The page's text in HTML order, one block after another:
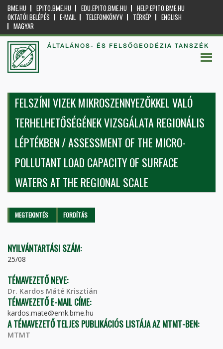
BME.HU EPITO.BME.HU EDU.EPITO.BME.HU
HELP.EPITO.BME.HU
OKTATÓI BELÉPÉS
E-MAIL TELEFONKÖNYV TÉRKÉP
ENGLISH
MAGYAR
ÁLTALÁNOS- ÉS FELSŐGEODÉZIA TANSZÉK
FELSZÍNI VIZEK MIKROSZENNYEZŐKKEL VALÓ
TERHELHETŐSÉGÉNEK VIZSGÁLATA REGIONÁLIS
LÉPTÉKBEN / ASSESSMENT OF THE MICRO-
POLLUTANT LOAD CAPACITY OF SURFACE
WATERS AT THE REGIONAL SCALE
Elsődleges fülek
MEGTEKINTÉS (AKTÍVFORDÍTÁS
NYILVÁNTARTÁSI SZÁM:
25/08
TÉMAVEZETŐ NEVE:
Dr. Kardos Máté Krisztián
TÉMAVEZETŐ E-MAIL CÍME:
kardos.mate@emk.bme.hu
A TÉMAVEZETŐ TELJES PUBLIKÁCIÓS LISTÁJA AZ MTMT-BEN:
MTMT